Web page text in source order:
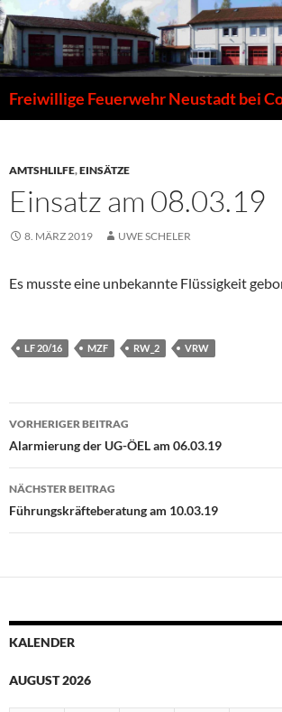
Zum
Inhalt
springen
Freiwillige Feuerwehr Neustadt bei
AMTSHLILFE,EINSÄTZE
Einsatz am 08.03.19
8. MÄRZ 2019 UWE SCHELER
Es musste eine unbekannte Flüssigkeit
LF 20/16 MZF RW_2 VRW
Beitragsnavigation
VORHERIGER BEITRAG
Alarmierung der UG-ÖEL am 06.03.19
NÄCHSTER BEITRAG
Führungskräfteberatung am 10.03.19
KALENDER
AUGUST 2026